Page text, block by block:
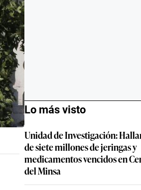
Lo más visto
Unidad de Investigación:
de siete millones de jeringas y
medicamentos vencidos en
del Minsa